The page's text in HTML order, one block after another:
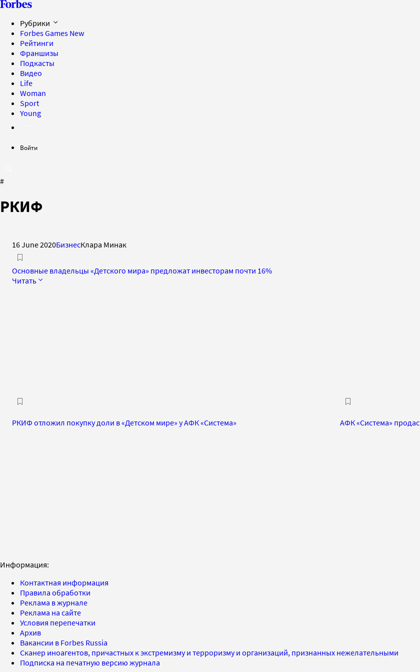
Рубрики
Forbes Games New
Рейтинги
Франшизы
Подкасты
Видео
Life
Woman
Sport
Young
Войти
#
РКИФ
16 June 2020БизнесКлара Минак
Основные владельцы «Детского мира» предложат инвесторам почти 16%
Читать
РКИФ отложил покупку доли в «Детском мире» у АФК «Система» АФК «Система»
Информация:
Контактная информация
Правила обработки
Реклама в журнале
Реклама на сайте
Условия перепечатки
Архив
Вакансии в Forbes Russia
Сканер иноагентов, причастных к экстремизму и терроризму и организаций, признанных нежелательными
Подписка на печатную версию журнала